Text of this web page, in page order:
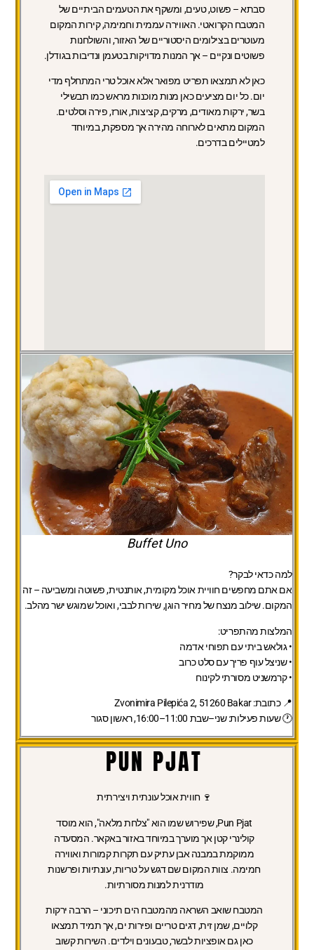
סבתא – פשוט, טעים, ומשקף את הטעמים הביתיים של
המטבח הקרואטי. האווירה עממית וחמימה, קירות המקום
מעוטרים בצילומים היסטוריים של האזור, והשולחנות
פשוטים ונקיים – אך המנות מדויקות בטעמן ונדיבות בגודלן.
כאן לא תמצאו תפריט מפואר אלא אוכל טרי המתחלף מדי
יום. כל יום מציעים כאן מנות מוכנות מראש כמו תבשילי
בשר, ירקות מאודים, מרקים, קציצות, אורז, פירה וסלטים.
המקום מתאים לארוחה מהירה אך מספקת, במיוחד
למטיילים בדרכים.
Buffet Uno
למה כדאי לבקר?
אם אתם מחפשים חוויית אוכל מקומית, אותנטית, פשוטה ומשביעה – זה
המקום. שילוב מנצח של מחיר הוגן, שירות לבבי, ואוכל שמוגש ישר מהלב.
המלצות מהתפריט:
• גולאש ביתי עם תפוחי אדמה
• שניצל עוף פריך עם סלט כרוב
• קרמשניט מסורתי לקינוח
📍 כתובת:Zvonimira Pilepića 2, 51260 Bakar
🕐 שעות פעילות:שני–שבת 11:00–16:00, ראשון סגור
PUN PJAT
🍷 חווית אוכל עונתית ויצירתית
Pun Pjat, שפירוש שמו הוא "צלחת מלאה", הוא מוסד
קולינרי קטן אך מוערך במיוחד באזור באקאר. המסעדה
ממוקמת במבנה אבן עתיק עם תקרות קמורות ואווירה
חמימה. צוות המקום שם דגש על טריות, עונתיות ופרשנות
מודרנית למנות מסורתיות.
המטבח שואב השראה מהמטבח הים תיכוני – הרבה ירקות
קלויים, שמן זית, דגים טריים ופירות ים, אך תמיד תמצאו
כאן גם אופציות לבשר, טבעונים וילדים. השירות קשוב